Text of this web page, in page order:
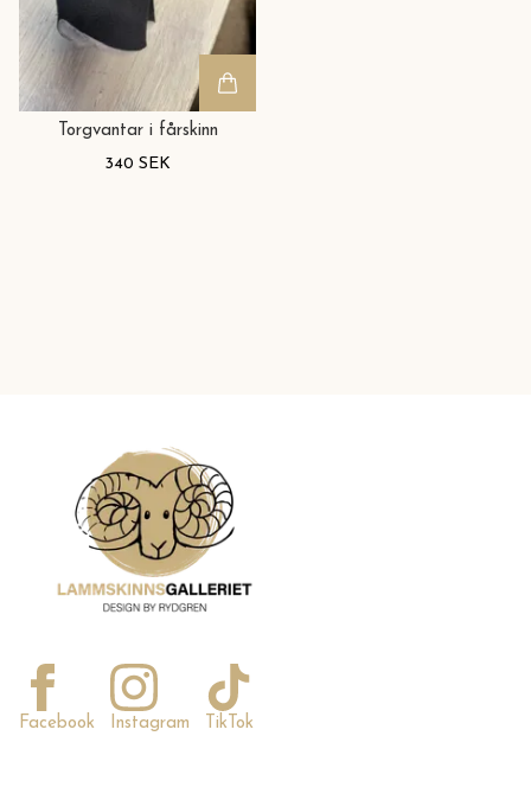
Torgvantar i fårskinn
340 SEK
Facebook Instagram TikTok